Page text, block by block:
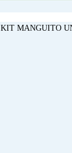
KIT MANGUITO